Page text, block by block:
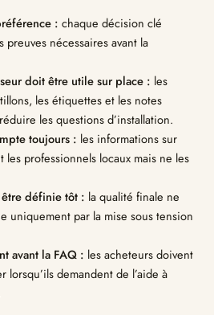
: chaque décision clé
preuves nécessaires avant la
doit être utile sur place : les
les étiquettes et les notes
les questions d’installation.
toujours : les informations sur
les professionnels locaux mais ne les
être définie tôt : la qualité finale ne
uniquement par la mise sous tension
avant la FAQ : les acheteurs doivent
lorsqu’ils demandent de l’aide à